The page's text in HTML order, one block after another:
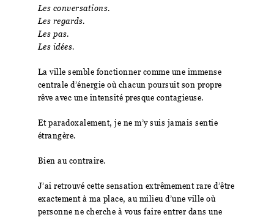
Les conversations.
Les regards.
Les pas.
Les idées.
La ville semble fonctionner comme une immense
centrale d’énergie où chacun poursuit son propre
rêve avec une intensité presque contagieuse.
Et paradoxalement, je ne m’y suis jamais sentie
étrangère.
Bien au contraire.
J’ai retrouvé cette sensation extrêmement rare d’être
exactement à ma place, au milieu d’une ville où
personne ne cherche à vous faire entrer dans une